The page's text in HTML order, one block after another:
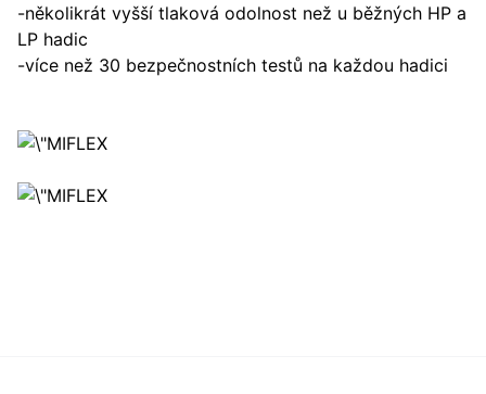
-několikrát vyšší tlaková odolnost než u běžných HP a
LP hadic
-více než 30 bezpečnostních testů na každou hadici